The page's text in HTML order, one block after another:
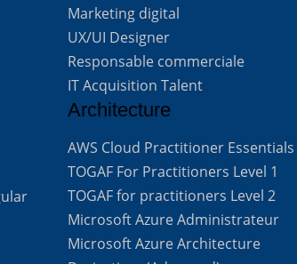
Marketing digital
UX/UI Designer
Responsable commerciale
IT Acquisition Talent
Architecture
AWS Cloud Practitioner Essentials
TOGAF For Practitioners Level 1
TOGAF for practitioners Level 2
Microsoft Azure Administrateur
Microsoft Azure Architecture